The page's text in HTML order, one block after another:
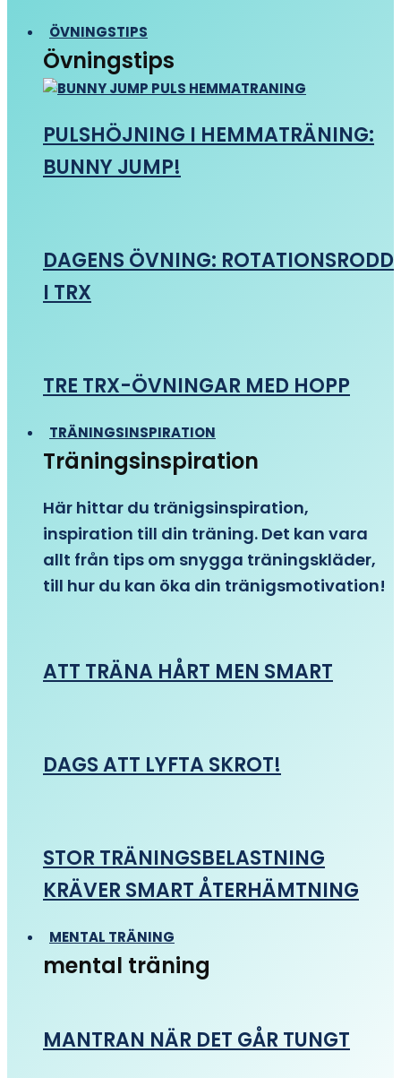
ÖVNINGSTIPS
Övningstips
PULSHÖJNING I HEMMATRÄNING:
BUNNY JUMP!
DAGENS ÖVNING: ROTATIONSRODD
I TRX
TRE TRX-ÖVNINGAR MED HOPP
TRÄNINGSINSPIRATION
Träningsinspiration
Här hittar du tränigsinspiration,
inspiration till din träning. Det kan vara
allt från tips om snygga träningskläder,
till hur du kan öka din tränigsmotivation!
ATT TRÄNA HÅRT MEN SMART
DAGS ATT LYFTA SKROT!
STOR TRÄNINGSBELASTNING
KRÄVER SMART ÅTERHÄMTNING
MENTAL TRÄNING
mental träning
MANTRAN NÄR DET GÅR TUNGT